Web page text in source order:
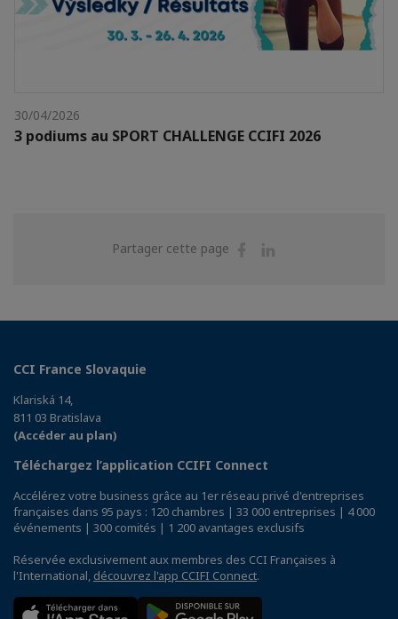
30/04/2026
3 podiums au SPORT CHALLENGE CCIFI 2026
Partager cette page
Partager
CCI France Slovaquie
Klariská 14,
811 03 Bratislava
(Accéder au plan)
Téléchargez l’application CCIFI Connect
Accélérez votre business grâce au 1er réseau privé d'entreprises
françaises dans 95 pays : 120 chambres | 33 000 entreprises | 4 000
événements | 300 comités | 1 200 avantages exclusifs
Réservée exclusivement aux membres des CCI Françaises à
l'International, découvrez l'app CCIFI Connect.